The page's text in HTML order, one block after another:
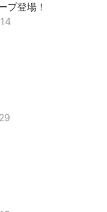
プ登場！